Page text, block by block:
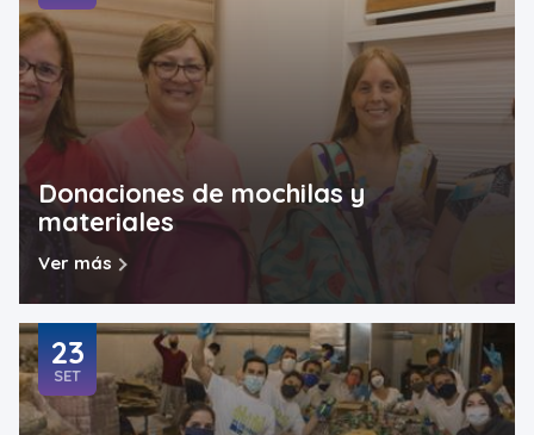
Donaciones de mochilas y
materiales
Ver más
23
SET